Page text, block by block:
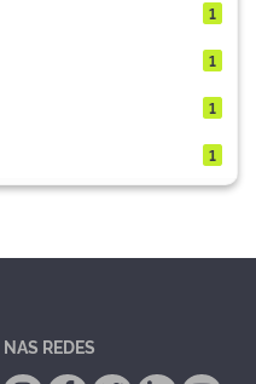
1
1
1
1
NAS REDES